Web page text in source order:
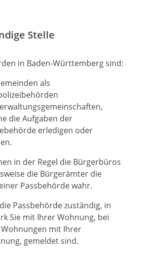
Stelle
in Baden-Württemberg sind:
als
die Aufgaben der
erledigen oder
in der Regel die Bürgerbüros
die Bürgerämter die
Passbehörde wahr.
Passbehörde zuständig, in
Sie mit Ihrer Wohnung, bei
mit Ihrer
gemeldet sind.